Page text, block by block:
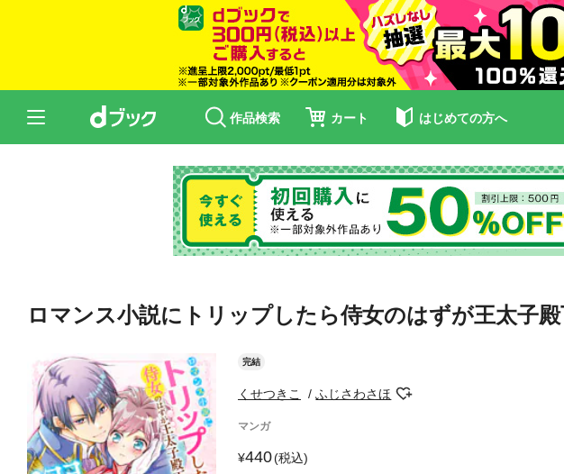
作品検索 カート はじめての方へ
ロマンス小説にトリップしたら侍女のはずが王太子
完結
くせつきこ ふじさわさほ
マンガ
440(税込)